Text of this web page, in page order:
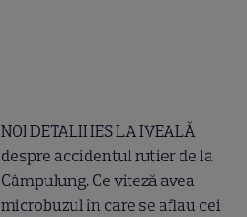
NOI DETALII IES LA IVEALĂ
despre accidentul rutier de la
Câmpulung. Ce viteză avea
microbuzul în care se aflau cei